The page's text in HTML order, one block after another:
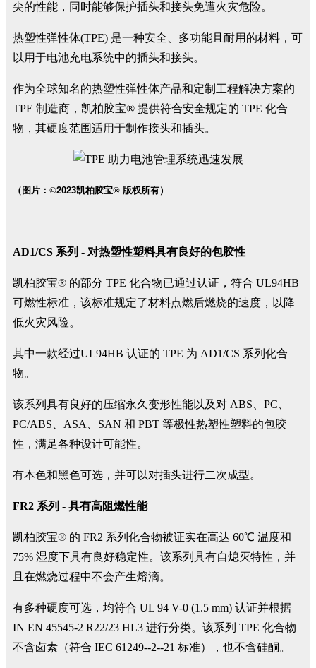
尖的性能，同时能够保护插头和接头免遭火灾危险。
热塑性弹性体(TPE) 是一种安全、多功能且耐用的材料，可
以用于电池充电系统中的插头和接头。
作为全球知名的热塑性弹性体产品和定制工程解决方案的
TPE 制造商，凯柏胶宝® 提供符合安全规定的 TPE 化合
物，其硬度范围适用于制作接头和插头。
（图片： ©2023凯柏胶宝® 版权所有）
AD1/CS 系列 - 对热塑性塑料具有良好的包胶性
凯柏胶宝® 的部分 TPE 化合物已通过认证，符合 UL94HB
可燃性标准，该标准规定了材料点燃后燃烧的速度，以降
低火灾风险。
其中一款经过UL94HB 认证的 TPE 为 AD1/CS 系列化合
物。
该系列具有良好的压缩永久变形性能以及对 ABS、PC、
PC/ABS、ASA、SAN 和 PBT 等极性热塑性塑料的包胶
性，满足各种设计可能性。
有本色和黑色可选，并可以对插头进行二次成型。
FR2 系列 - 具有高阻燃性能
凯柏胶宝® 的 FR2 系列化合物被证实在高达 60℃ 温度和
75% 湿度下具有良好稳定性。该系列具有自熄灭特性，并
且在燃烧过程中不会产生熔滴。
有多种硬度可选，均符合 UL 94 V-0 (1.5 mm) 认证并根据
IN EN 45545-2 R22/23 HL3 进行分类。该系列 TPE 化合物
不含卤素（符合 IEC 61249--2--21 标准），也不含硅酮。